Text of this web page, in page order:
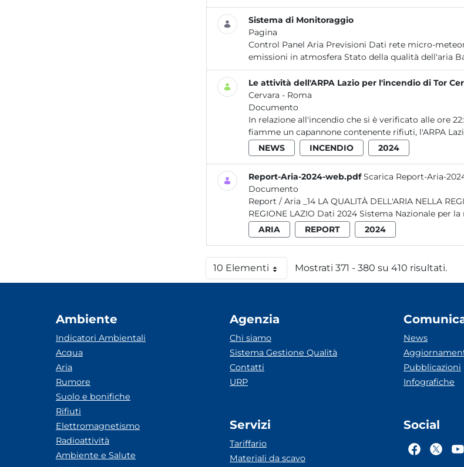
Sistema di Monitoraggio
Pagina
Control Panel Aria Previsioni Dati rete micro-
emissioni in atmosfera Stato della qualità dell'aria
Le attività dell'ARPA Lazio per l'incendio di Tor
Cervara - Roma
Documento
In relazione all'incendio che si è verificato alle ore
fiamme un capannone contenente rifiuti, l'ARPA
NEWS
INCENDIO 2024
Report-Aria-2024-web.pdf Scarica Report-Aria-
Documento
Report / Aria _14 LA QUALITÀ DELL'ARIA NELLA REGIONE LAZIO 2024 2025 Report / Aria _14 LA QUALITÀ DELL'ARIA NELLA
ARIA
REPORT 2024
10 ElementiPer paginaMostrati 371 - 380 su 410 risultati.
Ambiente
Indicatori Ambientali
Acqua
Aria
Rumore
Suolo e bonifiche
Rifiuti
Elettromagnetismo
Radioattività
Ambiente e Salute
Agenzia
Chi siamo
Sistema Gestione Qualità
Contatti
URP
Servizi
Tariffario
Materiali da scavo
News
Pubblicazioni
Infografiche
Social